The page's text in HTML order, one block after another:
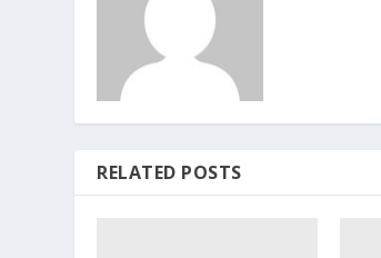
RELATED POSTS